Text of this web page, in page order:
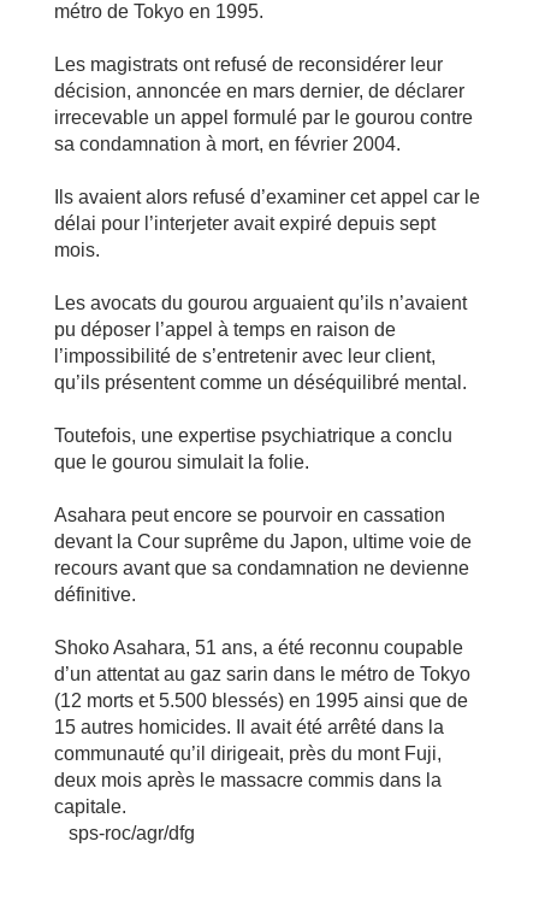
métro de Tokyo en 1995.
Les magistrats ont refusé de reconsidérer leur
décision, annoncée en mars dernier, de déclarer
irrecevable un appel formulé par le gourou contre
sa condamnation à mort, en février 2004.
Ils avaient alors refusé d’examiner cet appel car le
délai pour l’interjeter avait expiré depuis sept
mois.
Les avocats du gourou arguaient qu’ils n’avaient
pu déposer l’appel à temps en raison de
l’impossibilité de s’entretenir avec leur client,
qu’ils présentent comme un déséquilibré mental.
Toutefois, une expertise psychiatrique a conclu
que le gourou simulait la folie.
Asahara peut encore se pourvoir en cassation
devant la Cour suprême du Japon, ultime voie de
recours avant que sa condamnation ne devienne
définitive.
Shoko Asahara, 51 ans, a été reconnu coupable
d’un attentat au gaz sarin dans le métro de Tokyo
(12 morts et 5.500 blessés) en 1995 ainsi que de
15 autres homicides. Il avait été arrêté dans la
communauté qu’il dirigeait, près du mont Fuji,
deux mois après le massacre commis dans la
capitale.
sps-roc/agr/dfg